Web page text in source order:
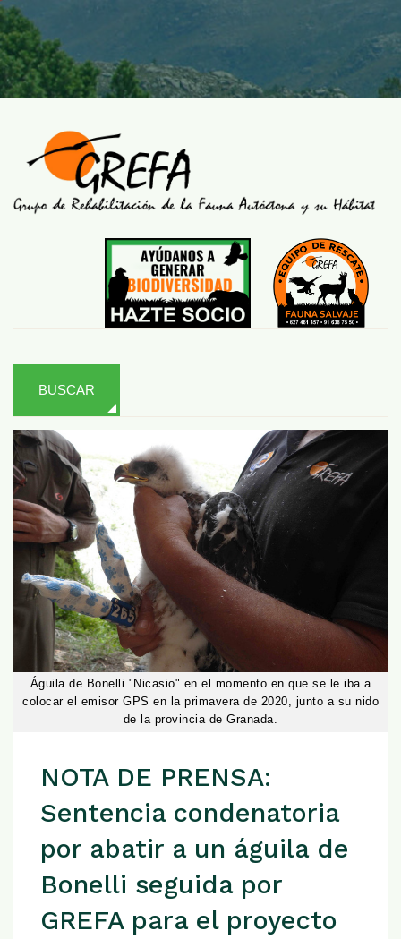
BUSCAR
Águila de Bonelli "Nicasio" en el momento en que se le iba a
colocar el emisor GPS en la primavera de 2020, junto a su nido
de la provincia de Granada.
NOTA DE PRENSA:
Sentencia condenatoria
por abatir a un águila de
Bonelli seguida por
GREFA para el proyecto